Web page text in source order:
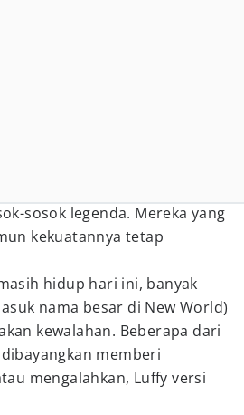
sosok legenda. Mereka yang
kekuatannya tetap
hidup hari ini, banyak
nama besar di New World)
kewalahan. Beberapa dari
memberi
mengalahkan, Luffy versi